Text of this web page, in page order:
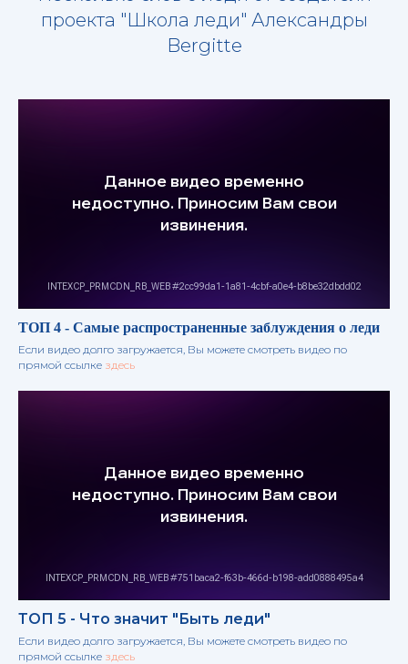
проекта "Школа леди" Александры
Bergitte
ТОП 4 - Самые распространенные заблуждения о леди
Если видео долго загружается, Вы можете смотреть видео по
прямой ссылке здесь
ТОП 5 - Что значит "Быть леди"
Если видео долго загружается, Вы можете смотреть видео по
прямой ссылке здесь